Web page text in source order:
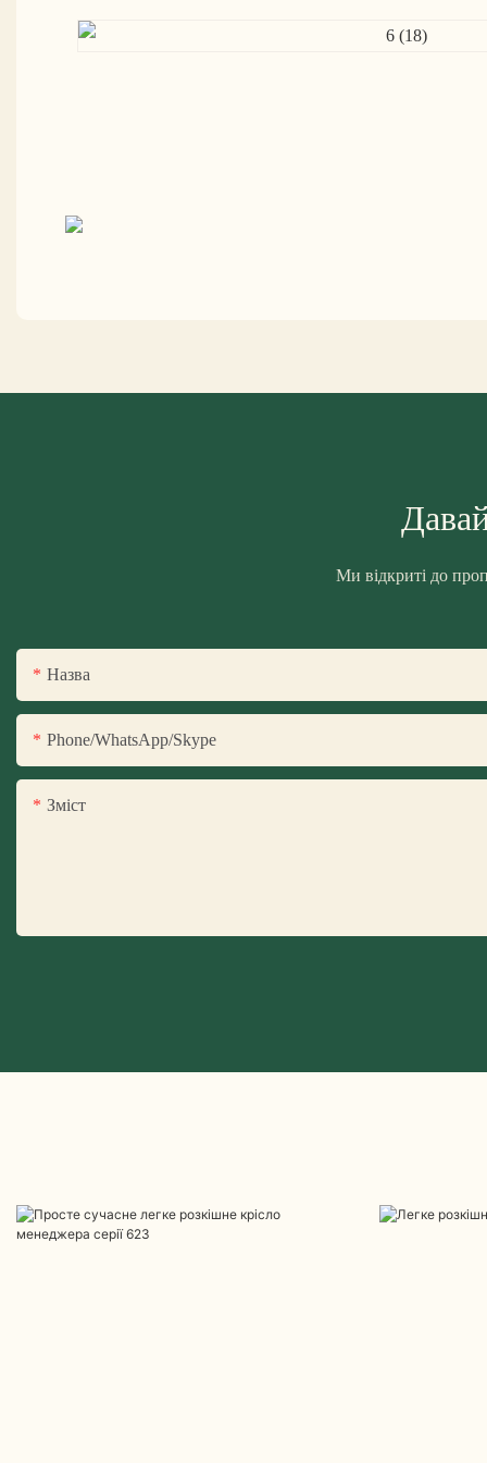
Ми відкриті до
Назва
Phone/WhatsApp/Skype
Зміст